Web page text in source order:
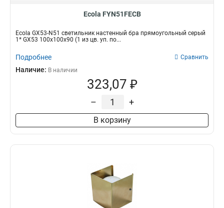
Ecola FYN51FECB
Ecola GX53-N51 светильник настенный бра прямоугольный серый
1* GX53 100х100х90 (1 из цв. уп. по...
Подробнее Сравнить
Наличие: В наличии
323,07 ₽
– +
В корзину